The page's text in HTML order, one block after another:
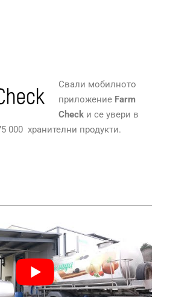
Свали мобилното
приложение Farm
Checkи се увери в
000 хранителни продукти.